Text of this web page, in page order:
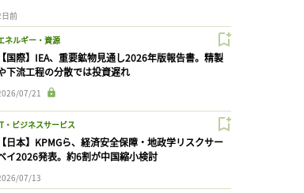
前
ネルギー・資源
【国際】IEA、重要鉱物見通し2026年版報告書。精製
下流工程の分散では投資遅れ
07/21
・ビジネスサービス
【日本】KPMGら、経済安全保障・地政学リスクサー
イ2026発表。約6割が中国縮小検討
07/13